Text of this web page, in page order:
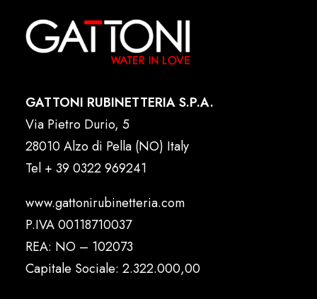
GATTONI RUBINETTERIA S.P.A.
Via Pietro Durio, 5
28010 Alzo di Pella (NO) Italy
Tel + 39 0322 969241
www.gattonirubinetteria.com
P.IVA 00118710037
REA: NO – 102073
Capitale Sociale: 2.322.000,00